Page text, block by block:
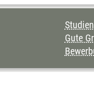
DIESER SEITE
Gute